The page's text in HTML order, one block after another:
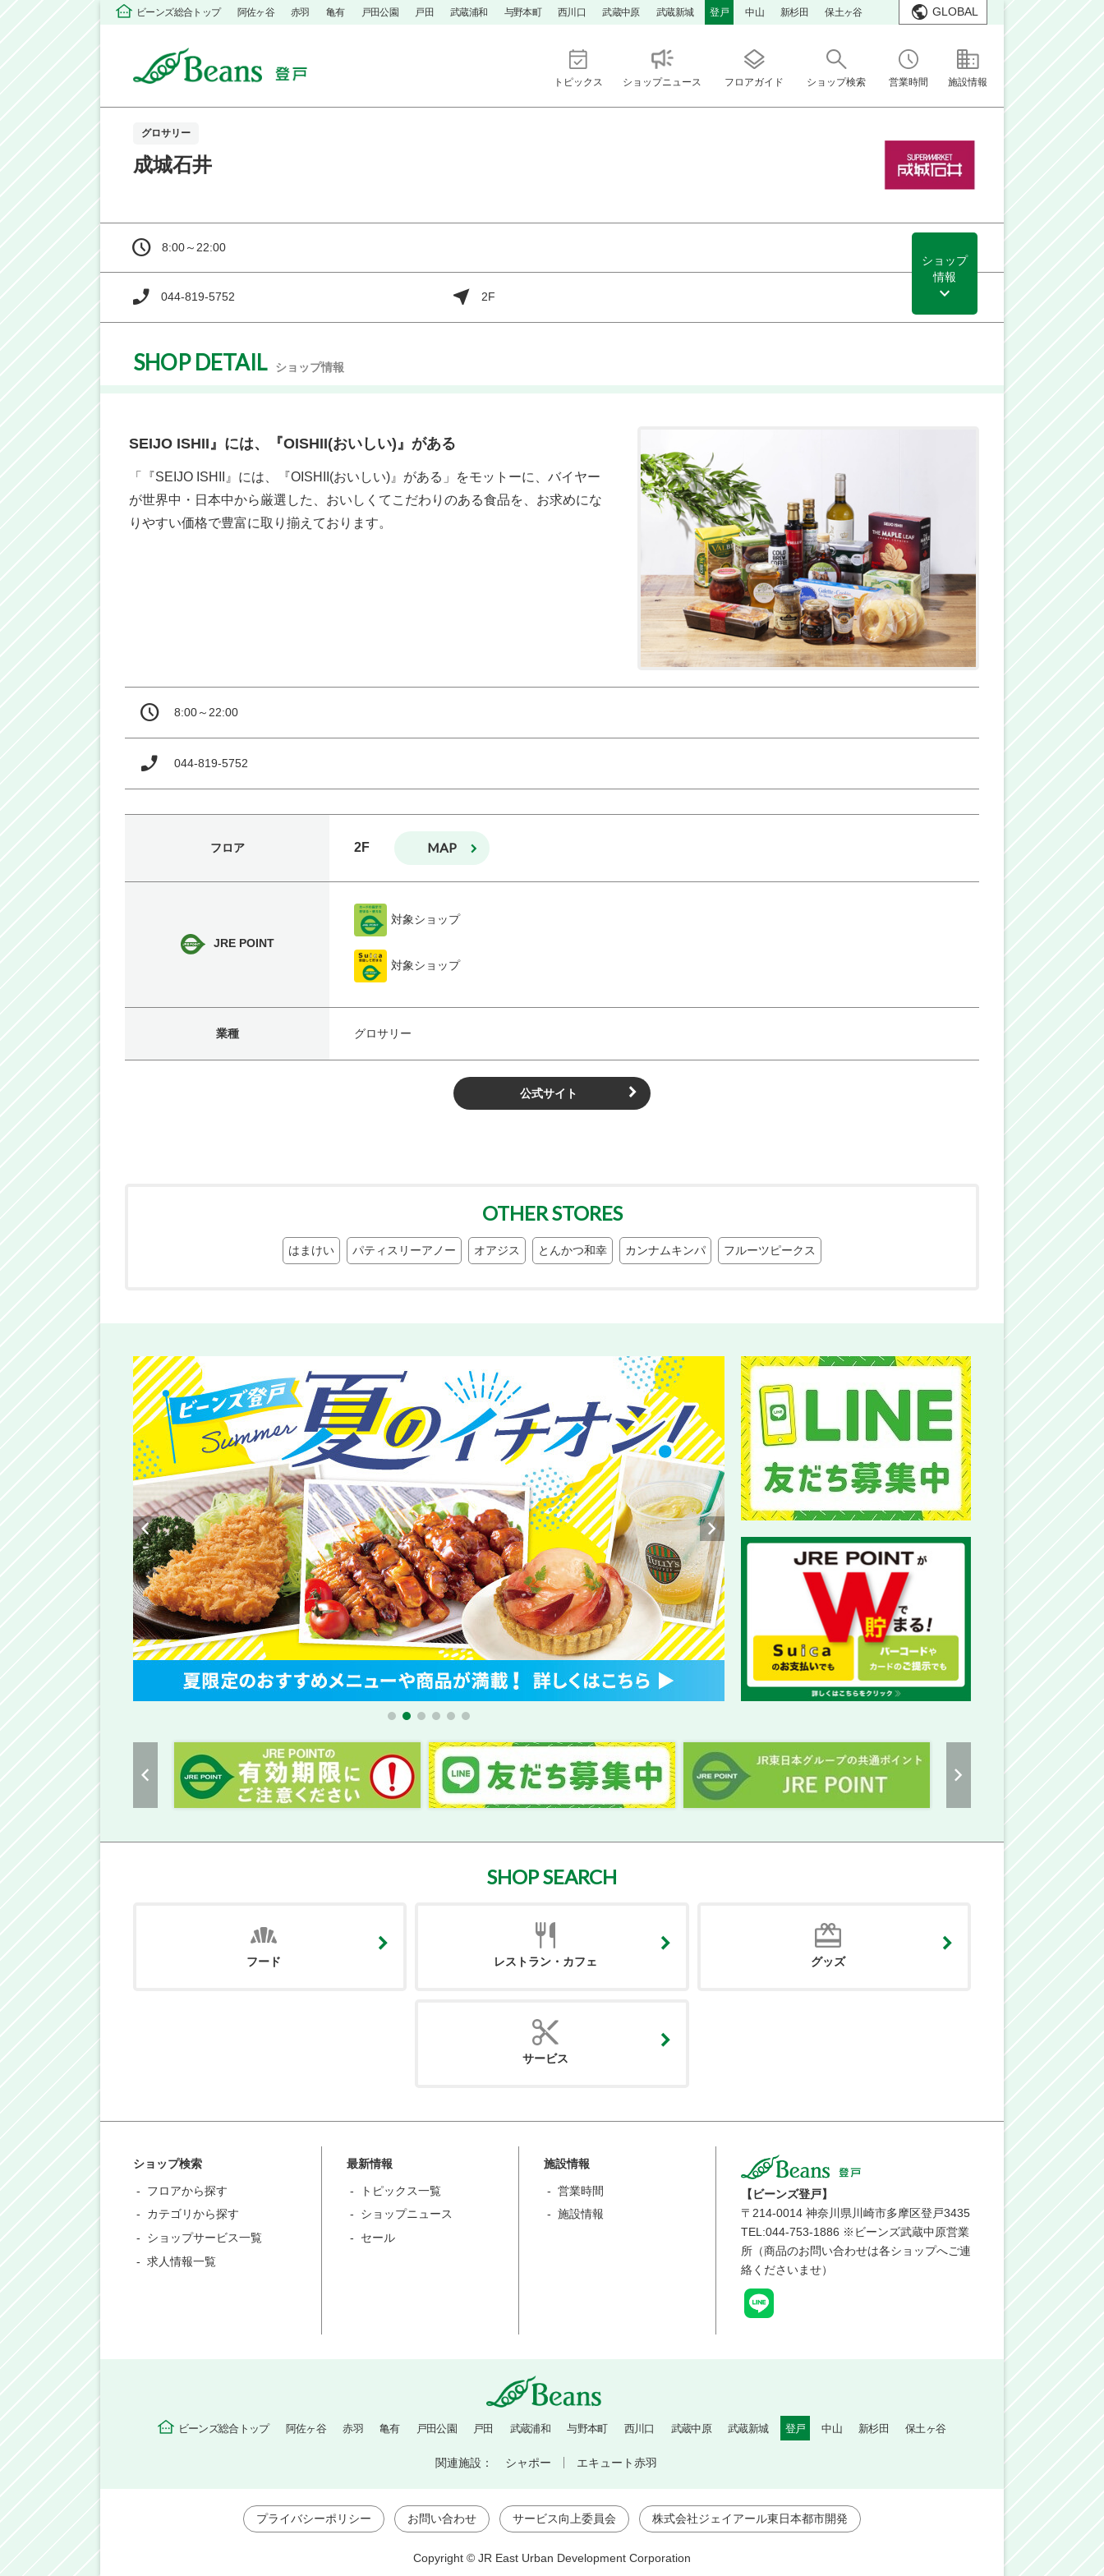
ビーンズ総合トップ 阿佐ヶ谷 赤羽 亀有 戸田公園 戸田 武蔵浦和 与野本町 西川口 武蔵中原 武蔵新城 登戸 中山 新杉田 保土ヶ谷 GLOBAL
トピックス ショップニュース フロアガイド ショップ検索 営業時間 施設情報
グロサリー
成城石井
8:00～22:00
044-819-5752 2F
ショップ
情報
SHOP DETAIL ショップ情報
SEIJO ISHII』には、『OISHII(おいしい)』がある
「『SEIJO ISHII』には、『OISHII(おいしい)』がある」をモットーに、バイヤー
が世界中・日本中から厳選した、おいしくてこだわりのある食品を、お求めにな
りやすい価格で豊富に取り揃えております。
8:00～22:00
044-819-5752
フロア 2F MAP
JRE POINT
対象ショップ
対象ショップ
業種 グロサリー
公式サイト
OTHER STORES
はまけい パティスリーアノー オアジス とんかつ和幸 カンナムキンパ フルーツピークス
SHOP SEARCH
フード レストラン・カフェ グッズ
サービス
ショップ検索
フロアから探す
カテゴリから探す
ショップサービス一覧
求人情報一覧
最新情報
トピックス一覧
ショップニュース
セール
施設情報
営業時間
施設情報
【ビーンズ登戸】
〒 214-0014 神奈川県川崎市多摩区登戸3435
TEL:044-753-1886 ※ビーンズ武蔵中原営業
所（商品のお問い合わせは各ショップへご連
絡くださいませ）
ビーンズ総合トップ 阿佐ヶ谷 赤羽 亀有 戸田公園 戸田 武蔵浦和 与野本町 西川口 武蔵中原 武蔵新城 登戸 中山 新杉田 保土ヶ谷
関連施設： シャポー エキュート赤羽
プライバシーポリシー お問い合わせ サービス向上委員会 株式会社ジェイアール東日本都市開発
Copyright © JR East Urban Development Corporation